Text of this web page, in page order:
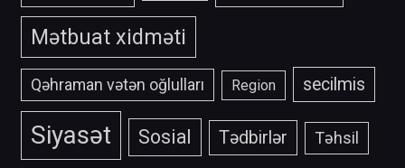
Mətbuat xidməti
Qəhraman vətən oğlulları Region secilmis
Siyasət Sosial Tədbirlər Təhsil